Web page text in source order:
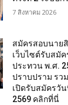
7 สิงหาคม 2026
สมัครสอบนาย
เว็บไซต์รับสมั
ประทวน พ.ศ.
ปราบปราม รว
เปิดรับสมัครวั
2569 คลิกที่นี่